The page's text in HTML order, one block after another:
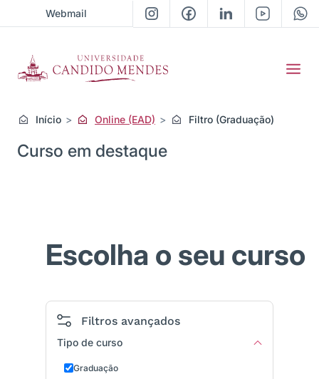
Webmail
Início Online (EAD) Filtro (Graduação)
Curso em destaque
Escolha o seu curso
Filtros avançados
Tipo de curso
Graduação